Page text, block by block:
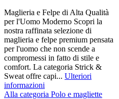
Maglieria e Felpe di Alta Qualità
per l'Uomo Moderno Scopri la
nostra raffinata selezione di
maglieria e felpe premium pensata
per l'uomo che non scende a
compromessi in fatto di stile e
comfort. La categoria Strick &
Sweat offre capi... Ulteriori
informazioni
Alla categoria Polo e magliette